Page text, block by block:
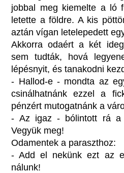
jobbal meg kiemelte a ló
letette a földre. A kis
aztán vígan letelepedett
Akkorra odaért a két
sem tudták, hová
lépésnyit, és tanakodni
- Hallod-e - mondta az
csinálhatnánk ezzel a
pénzért mutogatnánk a
- Az igaz - bólintott rá a
Vegyük meg!
Odamentek a paraszthoz:
- Add el nekünk ezt az
nálunk!